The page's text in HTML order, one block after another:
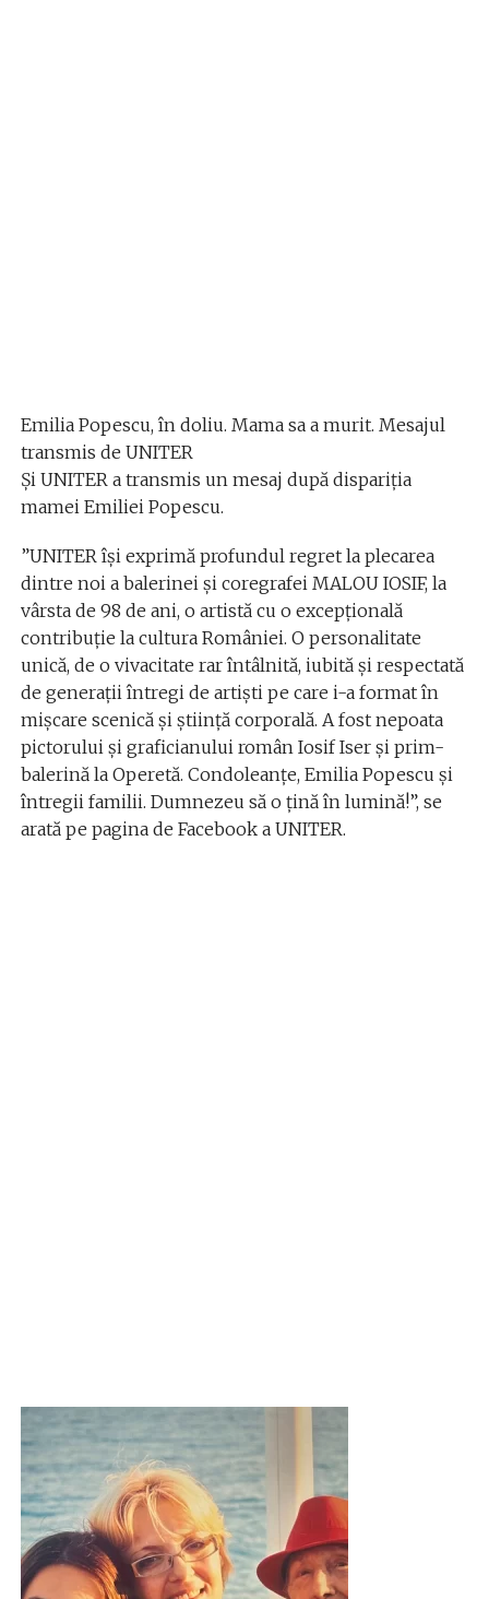
Emilia Popescu, în doliu. Mama sa a murit. Mesajul
transmis de UNITER
Și UNITER a transmis un mesaj după dispariția
mamei Emiliei Popescu.
”UNITER își exprimă profundul regret la plecarea
dintre noi a balerinei și coregrafei MALOU IOSIF, la
vârsta de 98 de ani, o artistă cu o excepțională
contribuție la cultura României. O personalitate
unică, de o vivacitate rar întâlnită, iubită și respectată
de generații întregi de artiști pe care i-a format în
mișcare scenică și știință corporală. A fost nepoata
pictorului și graficianului român Iosif Iser și prim-
balerină la Operetă. Condoleanțe, Emilia Popescu și
întregii familii. Dumnezeu să o țină în lumină!”, se
arată pe pagina de Facebook a UNITER.